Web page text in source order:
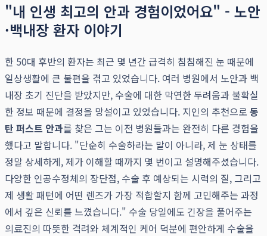
"내 인생 최고의 안과 경험이었어요" - 노안
·백내장 환자 이야기
한 50대 후반의 환자는 최근 몇 년간 급격히 침침해진 눈 때문에
일상생활에 큰 불편을 겪고 있었습니다. 여러 병원에서 노안과 백
내장 초기 진단을 받았지만, 수술에 대한 막연한 두려움과 불확실
한 정보 때문에 결정을 망설이고 있었습니다. 지인의 추천으로 동
탄 퍼스트 안과를 찾은 그는 이전 병원들과는 완전히 다른 경험을
했다고 말합니다. "단순히 수술하라는 말이 아니라, 제 눈 상태를
정말 상세하게, 제가 이해할 때까지 몇 번이고 설명해주셨습니다.
다양한 인공수정체의 장단점, 수술 후 예상되는 시력의 질, 그리고
제 생활 패턴에 어떤 렌즈가 가장 적합할지 함께 고민해주는 과정
에서 깊은 신뢰를 느꼈습니다." 수술 당일에도 긴장을 풀어주는
의료진의 따뜻한 격려와 체계적인 케어 덕분에 편안하게 수술을